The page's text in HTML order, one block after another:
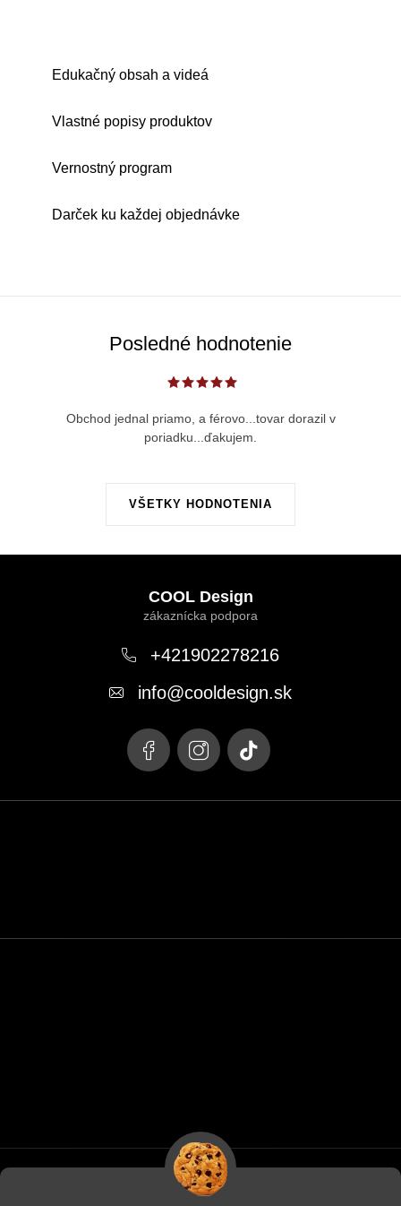
Edukačný obsah a videá
Vlastné popisy produktov
Vernostný program
Darček ku každej objednávke
Posledné hodnotenie
VŠETKY HODNOTENIA
Obchod jednal priamo, a férovo...tovar dorazil v
poriadku...ďakujem.
COOL Design
+421902278216
info@cooldesign.sk